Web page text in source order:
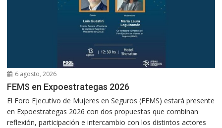
6 agosto, 2026
FEMS en Expoestrategas 2026
El Foro Ejecutivo de Mujeres en Seguros (FEMS) estará presente
en Expoestrategas 2026 con dos propuestas que combinan
reflexión, participación e intercambio con los distintos actores